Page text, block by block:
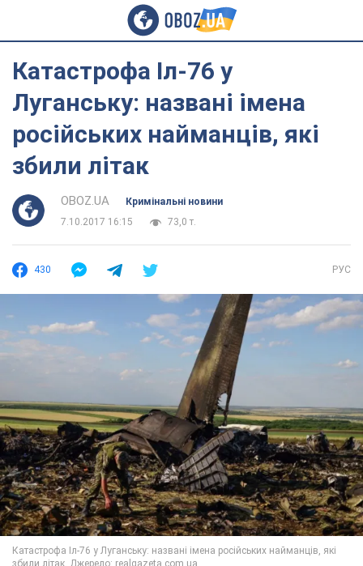
Катастрофа Іл-76 у
Луганську: названі імена
російських найманців, які
збили літак
OBOZ.UA
Кримінальні новини
7.10.2017 16:15
73,0 т.
430 РУС